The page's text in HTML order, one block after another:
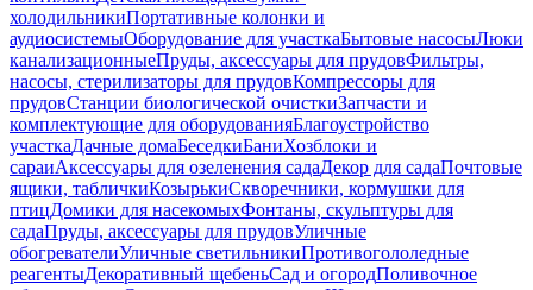
холодильникиПортативные колонки и
аудиосистемыОборудование для участкаБытовые насосыЛюки
канализационныеПруды, аксессуары для прудовФильтры,
насосы, стерилизаторы для прудовКомпрессоры для
прудовСтанции биологической очисткиЗапчасти и
комплектующие для оборудованияБлагоустройство
участкаДачные домаБеседкиБаниХозблоки и
сараиАксессуары для озеленения садаДекор для садаПочтовые
ящики, табличкиКозырькиСкворечники, кормушки для
птицДомики для насекомыхФонтаны, скульптуры для
садаПруды, аксессуары для прудовУличные
обогревателиУличные светильникиПротивогололедные
реагентыДекоративный щебеньСад и огородПоливочное